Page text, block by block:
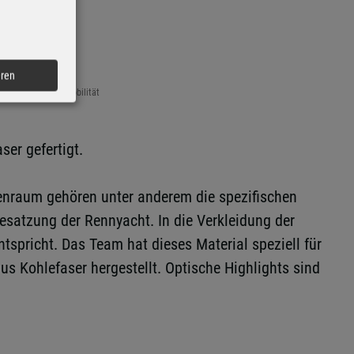
Autoren-Union Mobilität
gefertigt.
gehören unter anderem die spezifischen
der Rennyacht. In die Verkleidung der
Das Team hat dieses Material speziell für
Kohlefaser hergestellt. Optische Highlights sind